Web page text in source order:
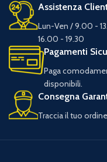
Assistenza
Lun-Ven / 9.00 -
16.00 - 19.30
Pagamenti
Paga
disponibili.
Consegna
Traccia il tuo